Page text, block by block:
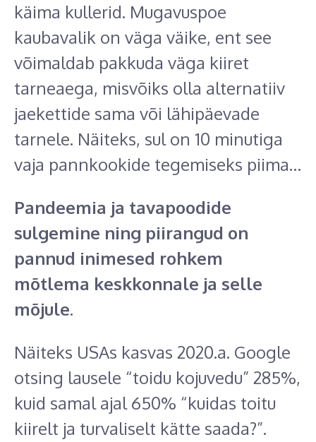
käima kullerid. Mugavuspoe
kaubavalik on väga väike, ent see
võimaldab pakkuda väga kiiret
tarneaega, misvõiks olla alternatiiv
jaekettide sama või lähipäevade
tarnele. Näiteks, sul on 10 minutiga
vaja pannkookide tegemiseks piima…
Pandeemia ja tavapoodide
sulgemine ning piirangud on
pannud inimesed rohkem
mõtlema keskkonnale ja selle
mõjule.
Näiteks USAs kasvas 2020.a. Google
otsing lausele “toidu kojuvedu” 285%,
kuid samal ajal 650% “kuidas toitu
kiirelt ja turvaliselt kätte saada?”.